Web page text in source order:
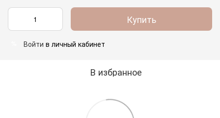
Купить
Войти в личный кабинет
В избранное